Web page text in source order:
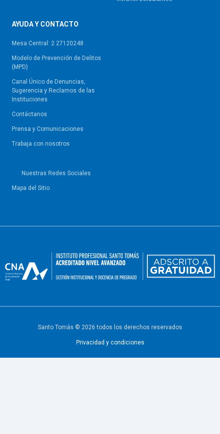
AYUDA Y CONTACTO
Mesa Central: 2 27120248
Modelo de Prevención de Delitos
(MPD)
Canal Único de Denuncias,
Sugerencia y Reclamos de las
Instituciones
Contáctanos
Prensa y Comunicaciones
Trabaja con nosotros
Nuestras Redes Sociales
Mapa del Sitio
Santo Tomás © 2026 todos los derechos reservados
Privacidad y condiciones